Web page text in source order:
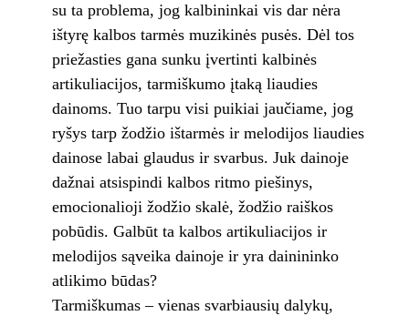
su ta problema, jog kalbininkai vis dar nėra
ištyrę kalbos tarmės muzikinės pusės. Dėl tos
priežasties gana sunku įvertinti kalbinės
artikuliacijos, tarmiškumo įtaką liaudies
dainoms. Tuo tarpu visi puikiai jaučiame, jog
ryšys tarp žodžio ištarmės ir melodijos liaudies
dainose labai glaudus ir svarbus. Juk dainoje
dažnai atsispindi kalbos ritmo piešinys,
emocionalioji žodžio skalė, žodžio raiškos
pobūdis. Galbūt ta kalbos artikuliacijos ir
melodijos sąveika dainoje ir yra dainininko
atlikimo būdas?
Tarmiškumas – vienas svarbiausių dalykų,